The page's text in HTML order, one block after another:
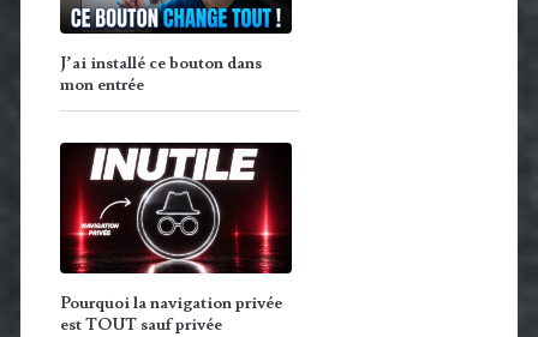
J’ai installé ce bouton dans
mon entrée
Pourquoi la navigation privée
est TOUT sauf privée